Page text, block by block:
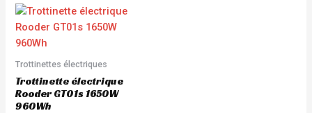
Trottinettes électriques
Trottinette électrique
Rooder GT01s 1650W
960Wh